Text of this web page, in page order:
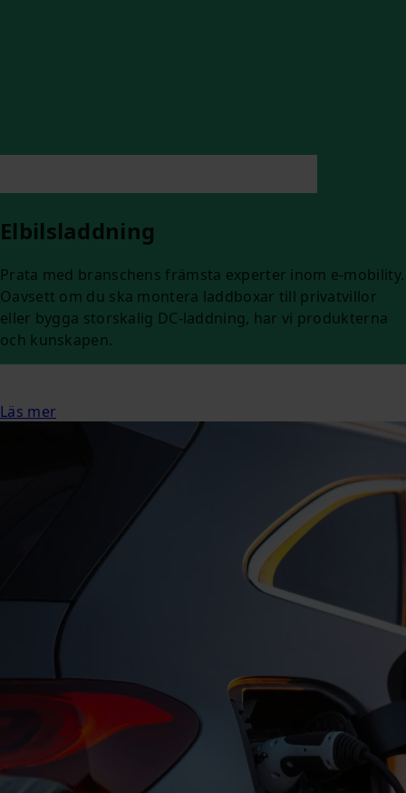
Elbilsladdning
Prata med branschens främsta experter inom e-mobility.
Oavsett om du ska montera laddboxar till privatvillor
eller bygga storskalig DC-laddning, har vi produkterna
och kunskapen.
Läs mer